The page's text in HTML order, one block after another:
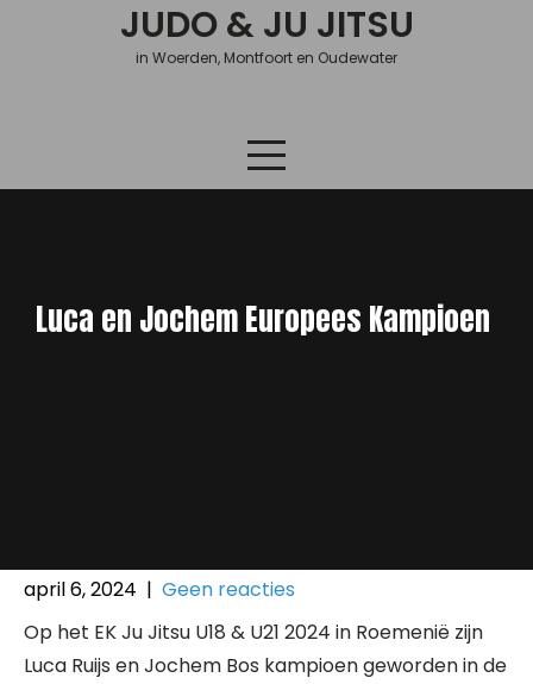
JUDO & JU JITSU
in Woerden, Montfoort en Oudewater
Luca en Jochem Europees Kampioen
april 6, 2024 | Geen reacties
Op het EK Ju Jitsu U18 & U21 2024 in Roemenië zijn
Luca Ruijs en Jochem Bos kampioen geworden in de